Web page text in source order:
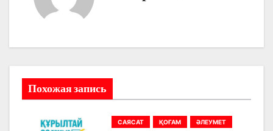
и
я
пПохожая запись
САЯСАТ ҚОҒАМ ӘЛЕУМЕТ